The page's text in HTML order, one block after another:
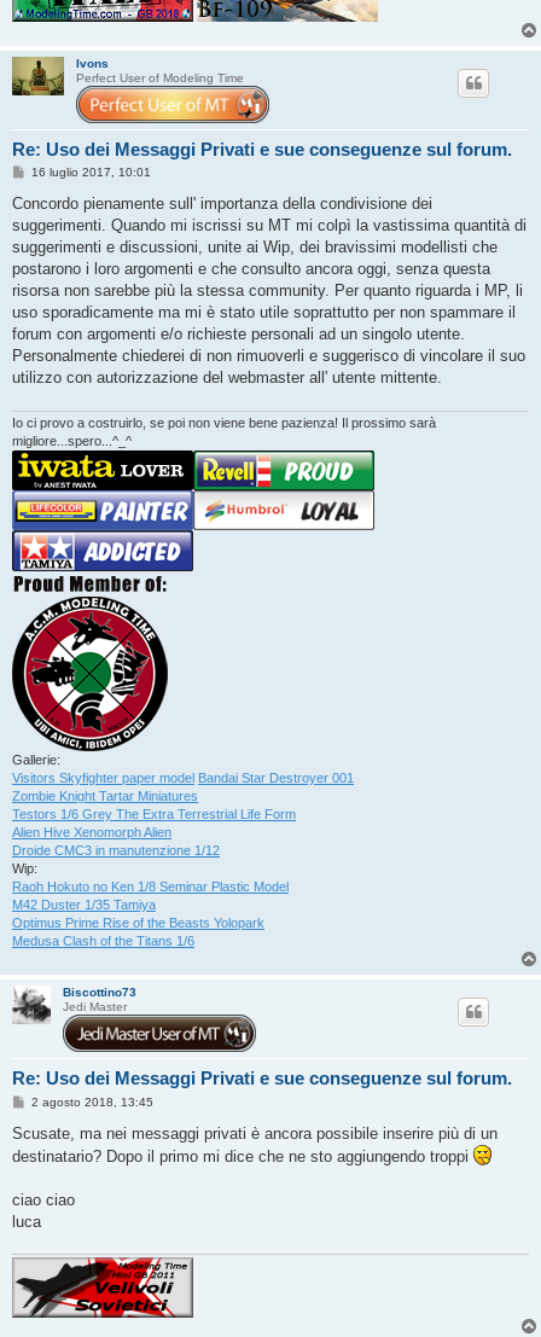
Ivons
Perfect User of Modeling Time
Re: Uso dei Messaggi Privati e sue conseguenze sul forum.
M
s
a
g
g
i
o
16 luglio 2017, 10:01
Concordo pienamente sull' importanza della condivisione dei
suggerimenti. Quando mi iscrissi su MT mi colpì la vastissima quantità di
suggerimenti e discussioni, unite ai Wip, dei bravissimi modellisti che
postarono i loro argomenti e che consulto ancora oggi, senza questa
risorsa non sarebbe più la stessa community. Per quanto riguarda i MP, li
uso sporadicamente ma mi è stato utile soprattutto per non spammare il
forum con argomenti e/o richieste personali ad un singolo utente.
Personalmente chiederei di non rimuoverli e suggerisco di vincolare il suo
utilizzo con autorizzazione del webmaster all' utente mittente.
Io ci provo a costruirlo, se poi non viene bene pazienza! Il prossimo sarà
migliore...spero...^_^
Gallerie:
Visitors Skyfighter paper model Bandai Star Destroyer 001
Zombie Knight Tartar Miniatures
Testors 1/6 Grey The Extra Terrestrial Life Form
Alien Hive Xenomorph Alien
Droide CMC3 in manutenzione 1/12
Wip:
Raoh Hokuto no Ken 1/8 Seminar Plastic Model
M42 Duster 1/35 Tamiya
Optimus Prime Rise of the Beasts Yolopark
Medusa Clash of the Titans 1/6
Biscottino73
Jedi Master
Re: Uso dei Messaggi Privati e sue conseguenze sul forum.
M
s
a
i
o
2 agosto 2018, 13:45
Scusate, ma nei messaggi privati è ancora possibile inserire più di un
destinatario? Dopo il primo mi dice che ne sto aggiungendo troppi
ciao ciao
luca